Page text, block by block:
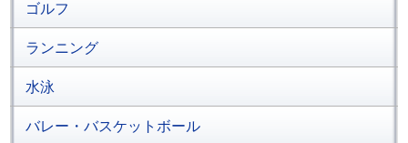
ゴルフ
ランニング
水泳
バレー・バスケットボール